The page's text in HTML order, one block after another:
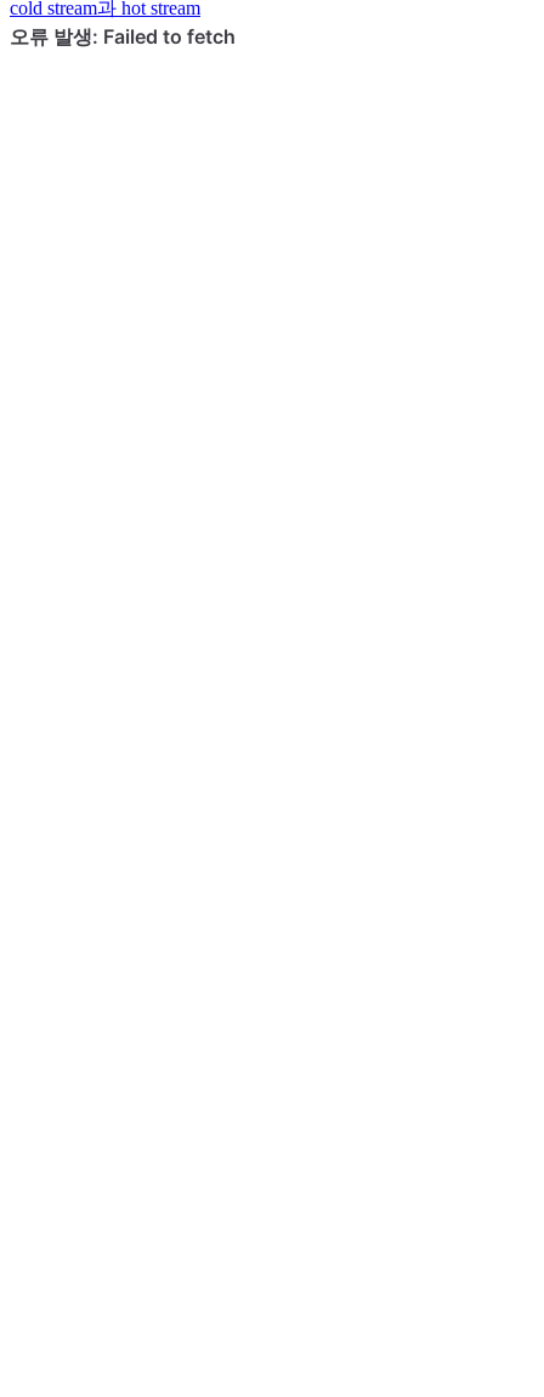
cold stream과 hot stream